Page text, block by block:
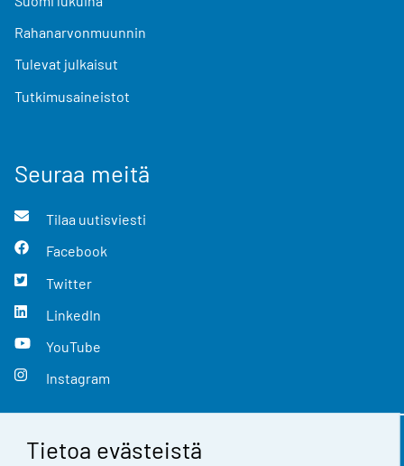
Tietoa evästeistä
Rahanarvonmuunnin
Tulevat julkaisut
Tutkimusaineistot
Seuraa meitä
Tilaa uutisviesti
Facebook
Twitter
LinkedIn
YouTube
Instagram
Yhteystiedot